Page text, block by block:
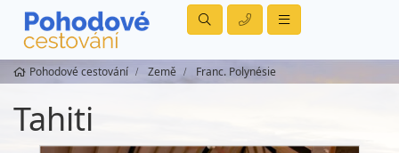
Pohodové cestování Země Franc. Polynésie
Tahiti